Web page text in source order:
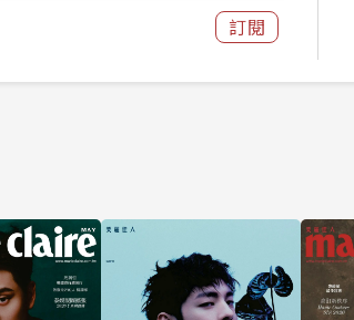
訂閱